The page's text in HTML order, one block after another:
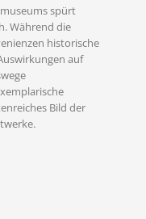
spürt
Während die
historische
auf
Bild der